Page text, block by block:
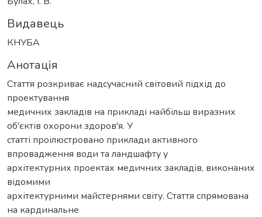
Видавець
КНУБА
Анотація
Стаття розкриває надсучасний світовий підхід до
проектування
медичних закладів на прикладі найбільш виразних
об'єктів охорони здоров'я. У
статті проілюстровано приклади активного
впровадження води та ландшафту у
архітектурних проектах медичних закладів, виконаних
відомими
архітектурними майстернями світу. Стаття спрямована
на кардинальне